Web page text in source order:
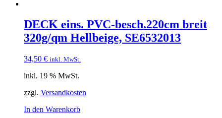
DECK eins. PVC-besch.220cm breit
320g/qm Hellbeige, SE6532013
34,50 € inkl. MwSt.
inkl. 19 % MwSt.
zzgl. Versandkosten
In den Warenkorb